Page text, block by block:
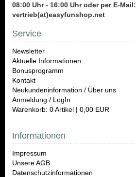
08:00 Uhr - 16:00 Uhr oder per E-Mail:
vertrieb(at)easyfunshop.net
Service
Newsletter
Aktuelle Informationen
Bonusprogramm
Kontakt
Neukundeninformation / Über uns
Anmeldung / LogIn
Warenkorb: 0 Artikel | 0,00 EUR
Informationen
Impressum
Unsere AGB
Datenschutzinformationen